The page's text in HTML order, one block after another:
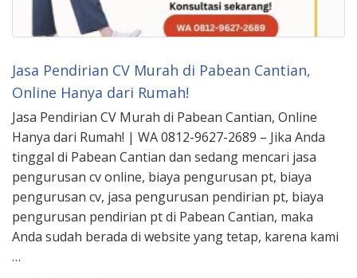
Jasa Pendirian CV Murah di Pabean Cantian,
Online Hanya dari Rumah!
Jasa Pendirian CV Murah di Pabean Cantian, Online
Hanya dari Rumah! | WA 0812-9627-2689 – Jika Anda
tinggal di Pabean Cantian dan sedang mencari jasa
pengurusan cv online, biaya pengurusan pt, biaya
pengurusan cv, jasa pengurusan pendirian pt, biaya
pengurusan pendirian pt di Pabean Cantian, maka
Anda sudah berada di website yang tetap, karena kami
…